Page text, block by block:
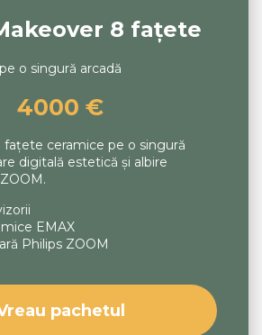
8 fațete
pe o singură arcadă
4000 €
ceramice pe o singură
digitală estetică și albire
EMAX
Philips ZOOM
pachetul